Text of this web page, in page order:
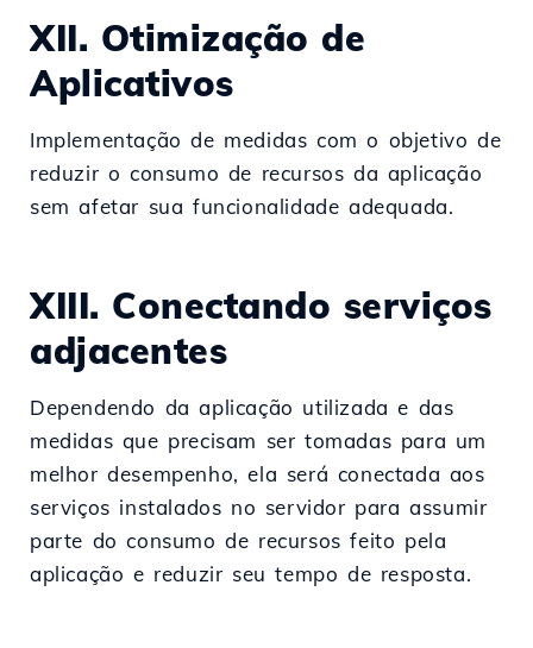
XII. Otimização de
Aplicativos
Implementação de medidas com o objetivo de
reduzir o consumo de recursos da aplicação
sem afetar sua funcionalidade adequada.
XIII. Conectando serviços
adjacentes
Dependendo da aplicação utilizada e das
medidas que precisam ser tomadas para um
melhor desempenho, ela será conectada aos
serviços instalados no servidor para assumir
parte do consumo de recursos feito pela
aplicação e reduzir seu tempo de resposta.